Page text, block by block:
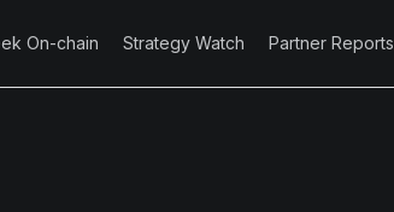
On-chain Strategy Watch Partner Reports